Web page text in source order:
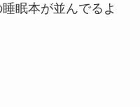
眠本が並んでるよ